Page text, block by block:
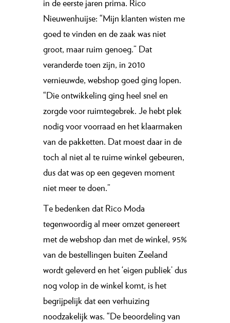
in de eerste jaren prima. Rico
Nieuwenhuijse: “Mijn klanten wisten me
goed te vinden en de zaak was niet
groot, maar ruim genoeg.” Dat
veranderde toen zijn, in 2010
vernieuwde, webshop goed ging lopen.
“Die ontwikkeling ging heel snel en
zorgde voor ruimtegebrek. Je hebt plek
nodig voor voorraad en het klaarmaken
van de pakketten. Dat moest daar in de
toch al niet al te ruime winkel gebeuren,
dus dat was op een gegeven moment
niet meer te doen.”
Te bedenken dat Rico Moda
tegenwoordig al meer omzet genereert
met de webshop dan met de winkel, 95%
van de bestellingen buiten Zeeland
wordt geleverd en het ‘eigen publiek’ dus
nog volop in de winkel komt, is het
begrijpelijk dat een verhuizing
noodzakelijk was. “De beoordeling van